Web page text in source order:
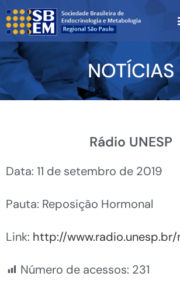
NOTÍCIAS
Rádio UNESP
Data: 11 de setembro de 2019
Pauta: Reposição Hormonal
Link: http://
Número de acessos: 231